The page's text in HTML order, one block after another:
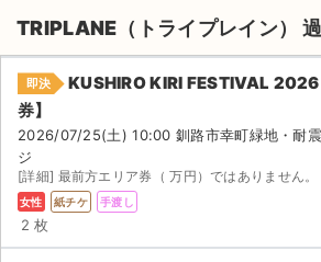
ご利用ガイド
ご利用ガイド
手数料・お支払い方法
AIに質問する
よくある質問
TRIPLANE（トライプレイン）
即決
KUSHIRO KIRI FESTIVAL
券】
2026/07/25(土) 10:00 釧路市幸町緑地・耐
ジ
女性 紙チケ 手渡し
2 枚